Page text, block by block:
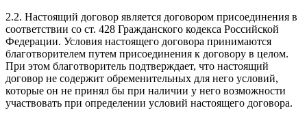
2.2. Настоящий договор является договором присоединения в
соответствии со ст. 428 Гражданского кодекса Российской
Федерации. Условия настоящего договора принимаются
благотворителем путем присоединения к договору в целом.
При этом благотворитель подтверждает, что настоящий
договор не содержит обременительных для него условий,
которые он не принял бы при наличии у него возможности
участвовать при определении условий настоящего договора.